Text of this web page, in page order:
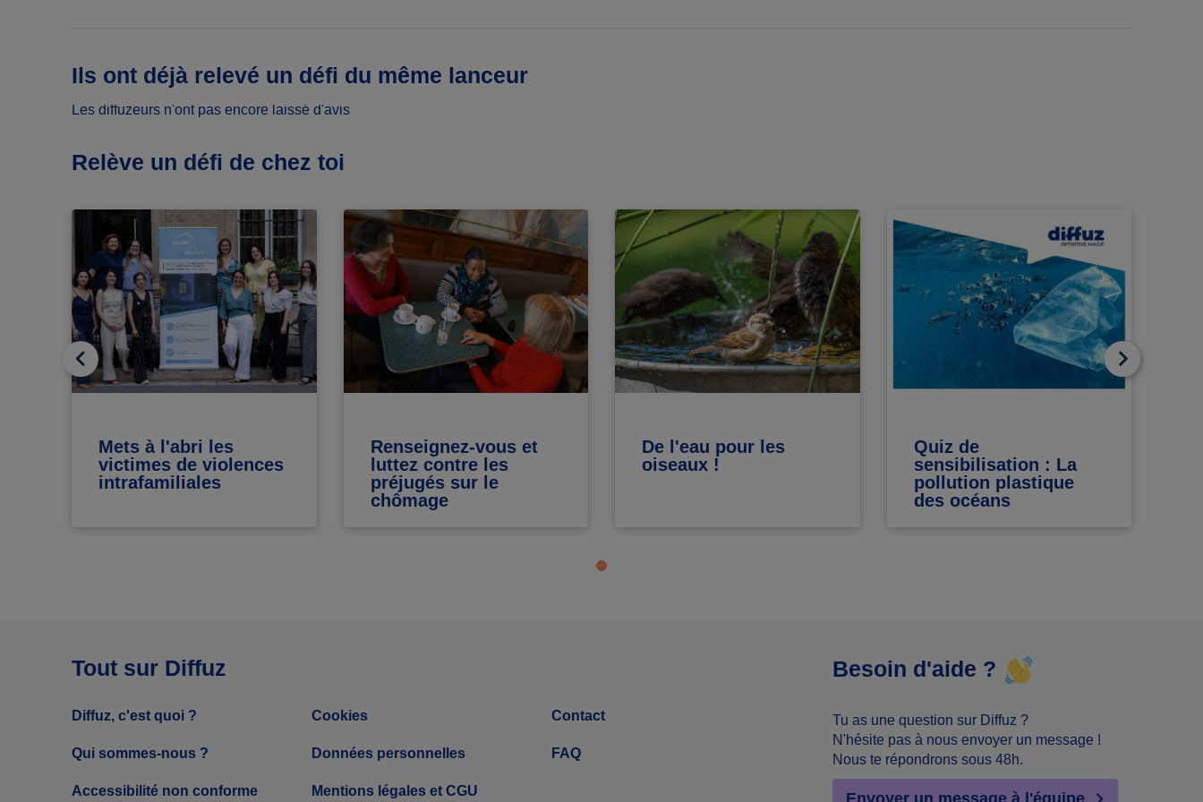
Ils ont déjà relevé un défi du même lanceur
Les diffuzeurs n'ont pas encore laissé d'avis
Relève un défi de chez toi
Mets à l'abri les
victimes de violences
intrafamiliales
Renseignez-vous et
luttez contre les
préjugés sur le
chômage
De l'eau pour les
oiseaux !
Quiz de
sensibilisation : La
pollution plastique
des océans
Tout sur Diffuz
Diffuz, c'est quoi ?
Qui sommes-nous ?
Accessibilité non conforme
Cookies
Données personnelles
Mentions légales et CGU
Contact
FAQ
Besoin d'aide ?
Tu as une question sur Diffuz ?
N'hésite pas à nous envoyer un message !
Nous te répondrons sous 48h.